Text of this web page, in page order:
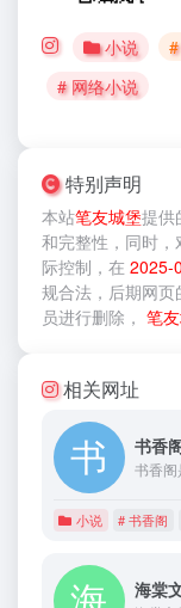
小说
# 网络小说
特别声明
本站笔友城堡提供
和完整性，同时
际控制，在 2025-
规合法，后期网
员进行删除， 笔
相关网址
书香
小说 # 书香阁
海棠